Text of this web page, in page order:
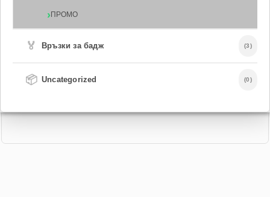
ПРОМО
🏅 Връзки за бадж (3)
📦 Uncategorized (0)